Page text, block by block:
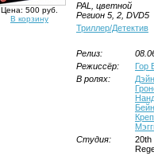
Цена: 500 руб.
В корзину
PAL, цветной
Регион 5, 2, DVD5
Триллер/Детектив
Релиз:
Режиссёр:
Гор
В ролях:
Студия:
20th